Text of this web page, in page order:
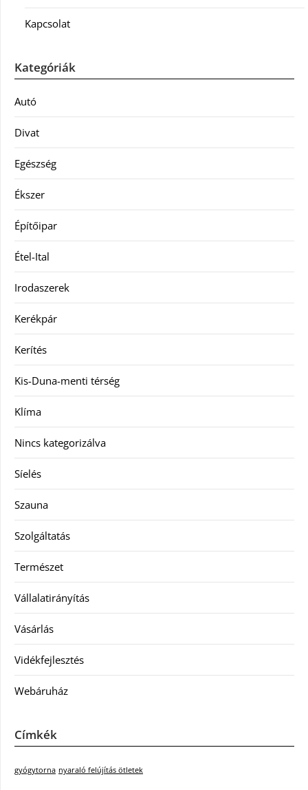
Kapcsolat
Kategóriák
Autó
Divat
Egészség
Ékszer
Építőipar
Étel-Ital
Irodaszerek
Kerékpár
Kerítés
Kis-Duna-menti térség
Klíma
Nincs kategorizálva
Síelés
Szauna
Szolgáltatás
Természet
Vállalatirányítás
Vásárlás
Vidékfejlesztés
Webáruház
Címkék
gyógytorna nyaraló felújítás ötletek